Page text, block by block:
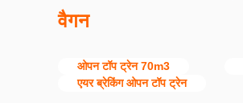
वैगन
ओपन टॉप ट्रेन 70m3
एयर ब्रेकिंग ओपन टॉप ट्रेन